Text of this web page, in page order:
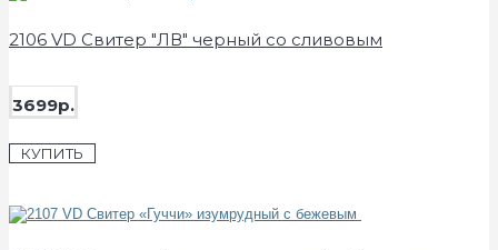
2106 VD Свитер "ЛВ" черный со сливовым
3699р.
КУПИТЬ